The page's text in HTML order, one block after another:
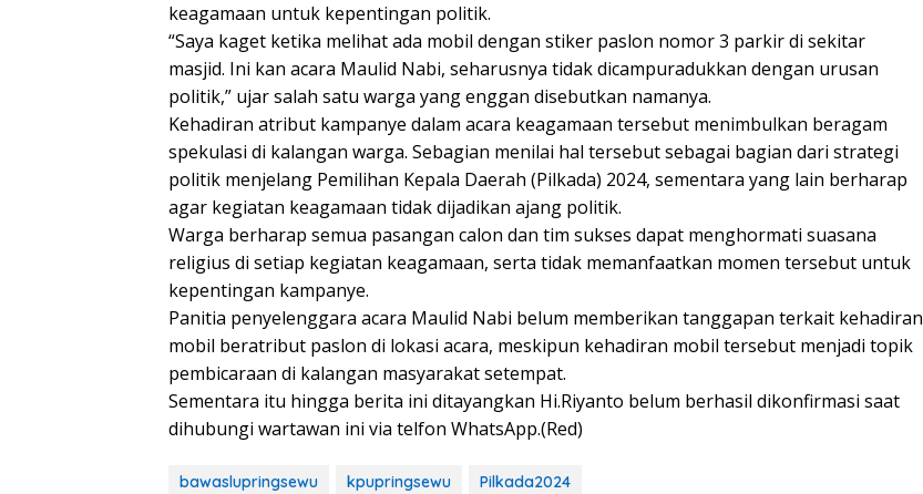
keagamaan untuk kepentingan politik.
“Saya kaget ketika melihat ada mobil dengan stiker paslon nomor 3 parkir di sekitar
masjid. Ini kan acara Maulid Nabi, seharusnya tidak dicampuradukkan dengan urusan
politik,” ujar salah satu warga yang enggan disebutkan namanya.
Kehadiran atribut kampanye dalam acara keagamaan tersebut menimbulkan beragam
spekulasi di kalangan warga. Sebagian menilai hal tersebut sebagai bagian dari strategi
politik menjelang Pemilihan Kepala Daerah (Pilkada) 2024, sementara yang lain berharap
agar kegiatan keagamaan tidak dijadikan ajang politik.
Warga berharap semua pasangan calon dan tim sukses dapat menghormati suasana
religius di setiap kegiatan keagamaan, serta tidak memanfaatkan momen tersebut untuk
kepentingan kampanye.
Panitia penyelenggara acara Maulid Nabi belum memberikan tanggapan terkait kehadiran
mobil beratribut paslon di lokasi acara, meskipun kehadiran mobil tersebut menjadi topik
pembicaraan di kalangan masyarakat setempat.
Sementara itu hingga berita ini ditayangkan Hi.Riyanto belum berhasil dikonfirmasi saat
dihubungi wartawan ini via telfon WhatsApp.(Red)
bawaslupringsewu kpupringsewu Pilkada2024